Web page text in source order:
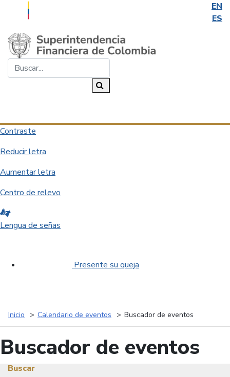
EN
ES
Saltar al contenido principal
Contraste
Reducir letra
Aumentar letra
Centro de relevo
Lengua de señas
Presente su queja
Inicio Calendario de eventos Buscador de eventos
Buscador de eventos
Buscar